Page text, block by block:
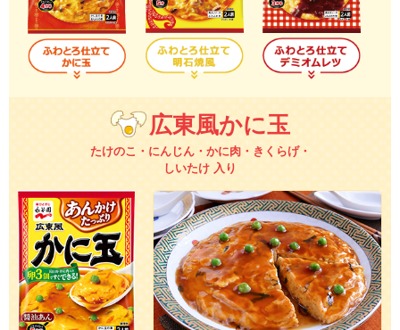
広東風かに玉
たけのこ・にんじん・かに肉・きくらげ・
しいたけ 入り